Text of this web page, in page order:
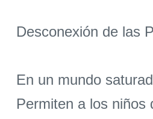
Desconexión de las
En un mundo
Permiten a los niños